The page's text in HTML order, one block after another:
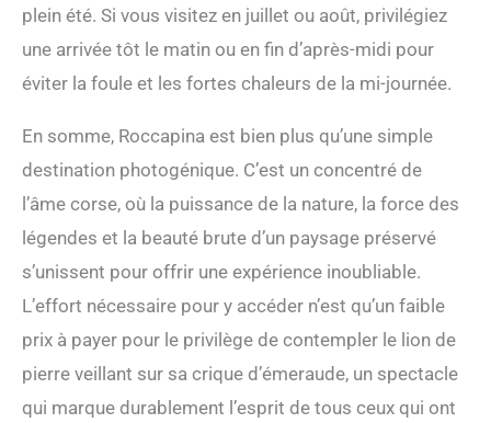
plein été. Si vous visitez en juillet ou août, privilégiez
une arrivée tôt le matin ou en fin d’après-midi pour
éviter la foule et les fortes chaleurs de la mi-journée.
En somme, Roccapina est bien plus qu’une simple
destination photogénique. C’est un concentré de
l’âme corse, où la puissance de la nature, la force des
légendes et la beauté brute d’un paysage préservé
s’unissent pour offrir une expérience inoubliable.
L’effort nécessaire pour y accéder n’est qu’un faible
prix à payer pour le privilège de contempler le lion de
pierre veillant sur sa crique d’émeraude, un spectacle
qui marque durablement l’esprit de tous ceux qui ont